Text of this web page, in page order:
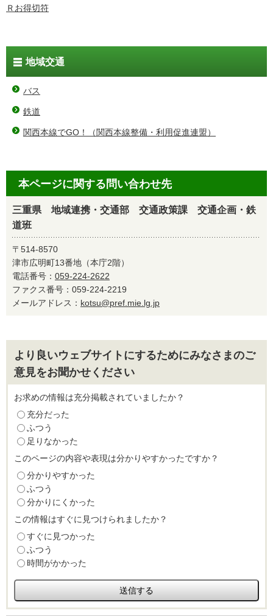
Ｒお得切符
地域交通
バス
鉄道
関西本線でGO！（関西本線整備・利用促進連盟）
本ページに関する問い合わせ先
三重県 地域連携・交通部 交通政策課 交通企画・鉄
道班
〒514-8570
津市広明町13番地（本庁2階）
電話番号： 059-224-2622
ファクス番号：059-224-2219
メールアドレス： kotsu@pref.mie.lg.jp
より良いウェブサイトにするためにみなさまのご
意見をお聞かせください
お求めの情報は充分掲載されていましたか？
充分だった
ふつう
足りなかった
このページの内容や表現は分かりやすかったですか？
分かりやすかった
ふつう
分かりにくかった
この情報はすぐに見つけられましたか？
すぐに見つかった
ふつう
時間がかかった